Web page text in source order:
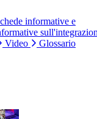
informative e
Video
Glossario